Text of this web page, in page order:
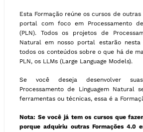
Esta Formação reúne os cursos de outras
portal com foco em Processamento
(PLN). Todos os projetos de
Natural em nosso portal estarão nesta
todos os conteúdos sobre o que há de
PLN, os LLMs (Large Language Models).
Se você deseja desenvolver
Processamento de Linguagem Natural
ferramentas ou técnicas, essa é a
Nota: Se você já tem os cursos que
porque adquiriu outras Formações 4.0